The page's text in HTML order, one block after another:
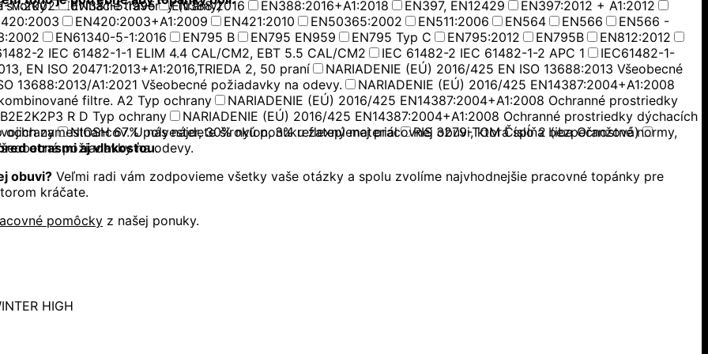
svorky Zdvíhacie traverzy (trámy)
11:2002 EN381-5:1995 EN388:2016 EN388:2016+A1:2018 EN397, EN12429
EN397:2012 + A1:2012
EN420:2003+A1:2009 EN421:2010 EN50365:2002 EN511:2006 EN564 EN566
EN566 -
EN61340-5-1:2016 EN795 B EN795 EN959 EN795 Typ C EN795:2012 EN795B
EN812:2012
2 IEC 61482-1-1 ELIM 4.4 CAL/CM2, EBT 5.5 CAL/CM2 IEC 61482-2 IEC 61482-1-2 APC 1
IEC61482-1-
EN ISO 20471:2013+A1:2016,TRIEDA 2, 50 praní
NARIADENIE (EÚ) 2016/425 EN ISO 13688:2013 Všeobecné
13688:2013/A1:2021 Všeobecné požiadavky na odevy.
NARIADENIE (EÚ) 2016/425 EN14387:2004+A1:2008
filtre. A2 Typ ochrany
NARIADENIE (EÚ) 2016/425 EN14387:2004+A1:2008 Ochranné prostriedky
R D Typ ochrany
NARIADENIE (EÚ) 2016/425 EN14387:2004+A1:2008 Ochranné prostriedky dýchacích
ochrany
NIOSH 67% polyester, 30% nylon, 3% reflexný materiál
RIS 3279-TOM Číslo 2 (iba Oranžová)
požiadavky na odevy.
zamestnancov. U nás nájdete širokú ponuku zateplenej pracovnej obuvi, ktorá spĺňa bezpečnostné normy,
otrasmi aj vlhkosťou.
obuvi? Veľmi radi vám zodpovieme všetky vaše otázky a spolu zvolíme najvhodnejšie pracovné topánky pre
kráčate.
pomôcky z našej ponuky.
HIGH